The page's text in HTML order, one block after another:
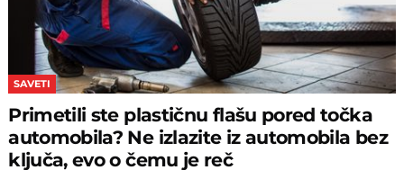
SAVETI
Primetili ste plastičnu flašu pored točka
automobila? Ne izlazite iz automobila bez
ključa, evo o čemu je reč